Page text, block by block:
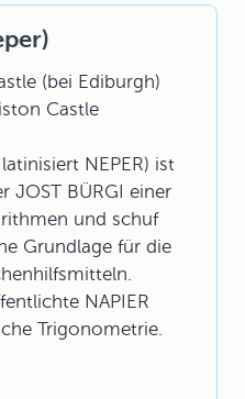
(bei Ediburgh)
Castle
NEPER) ist
JOST BÜRGI einer
und schuf
Grundlage für die
NAPIER
Trigonometrie.